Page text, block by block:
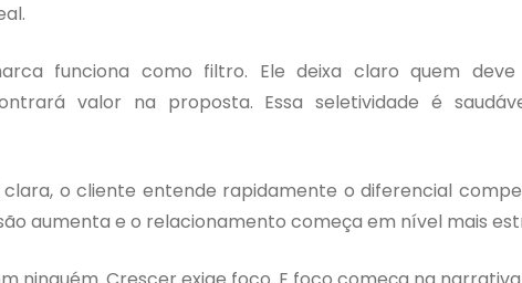
funciona como filtro. Ele deixa claro quem
valor na proposta. Essa seletividade é
o cliente entende rapidamente o diferencial
aumenta e o relacionamento começa em nível mais